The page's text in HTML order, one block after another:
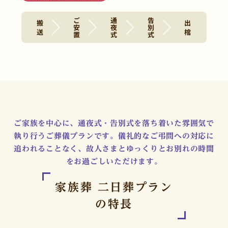
搬 送 ご安置 通夜式 告別式 出 棺
ご家族を中心に、通夜式・告別式を落ち着いた雰囲気で
執り行うご葬儀プランです。儀礼的なご弔問への対応に
追われることなく、故人さまとゆっくりとお別れの時間
をお過ごしいただけます。
家族葬 二日葬プラン
の特長